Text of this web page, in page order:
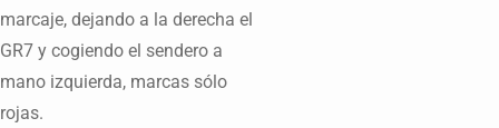
marcaje, dejando a la derecha el
GR7 y cogiendo el sendero a
mano izquierda, marcas sólo
rojas.